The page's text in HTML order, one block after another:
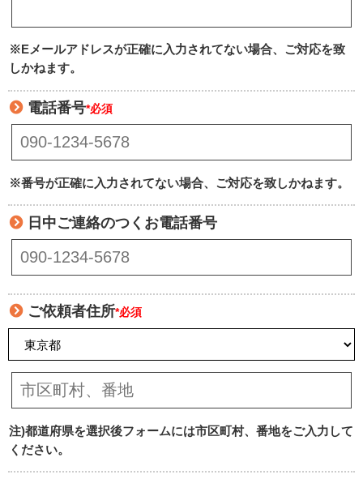
※Eメールアドレスが正確に入力されてない場合、ご対応を致
しかねます。
電話番号*必須
※番号が正確に入力されてない場合、ご対応を致しかねます。
日中ご連絡のつくお電話番号
ご依頼者住所*必須
注)都道府県を選択後フォームには市区町村、番地をご入力して
ください。